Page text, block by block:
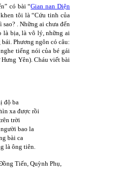
có bài “Gian nan Diện
tôi là “Cứu tinh của
. Những ai chưa đến
là bịa, là vô lý, những ai
Phương ngôn có câu:
tiếng nói của bé gái
Yên). Cháu viết bài
độ ba
xa được rồi
trời
bao la
bài ca
là ông tiên.
Tiến, Quỳnh Phụ,